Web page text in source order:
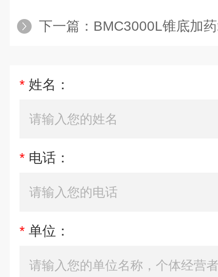
下一篇： BMC3000L锥底加
* 姓名：
* 电话：
* 单位：